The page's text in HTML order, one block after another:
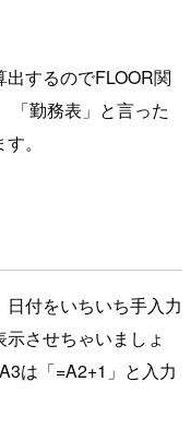
するのでFLOOR関
「勤務表」と言った
。
付をいちいち手入力
させちゃいましょ
は「=A2+1」と入力